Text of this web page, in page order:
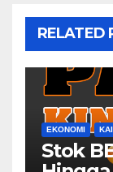
RELATED
EKONOMI
Stok